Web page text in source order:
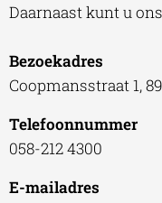
Daarnaast kunt u
Bezoekadres
Coopmansstraat 1,
Telefoonnummer
058-212 4300
E-mailadres